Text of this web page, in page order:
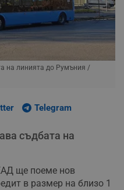
на линията до Румъния /
Telegram
съдбата на
ще поеме нов
в размер на близо 1